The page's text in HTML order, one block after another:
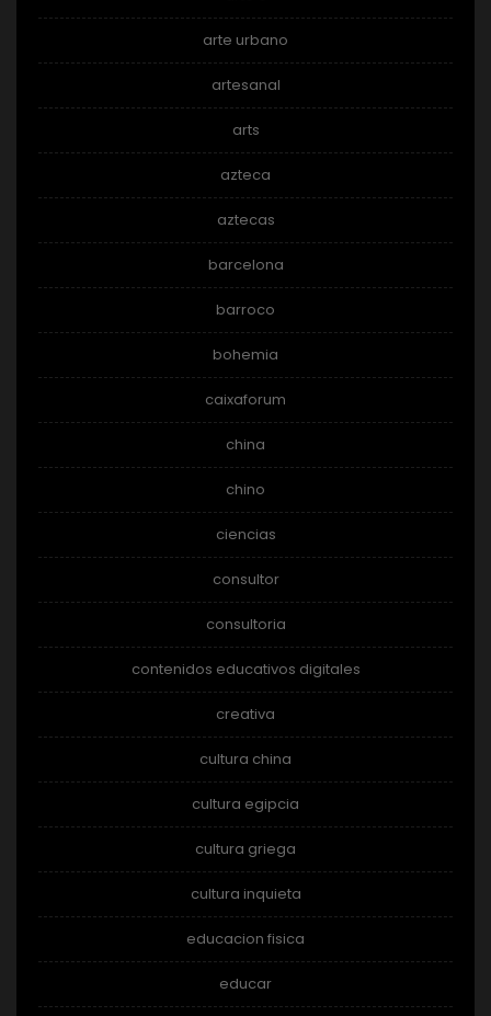
arte urbano
artesanal
arts
azteca
aztecas
barcelona
barroco
bohemia
caixaforum
china
chino
ciencias
consultor
consultoria
contenidos educativos digitales
creativa
cultura china
cultura egipcia
cultura griega
cultura inquieta
educacion fisica
educar